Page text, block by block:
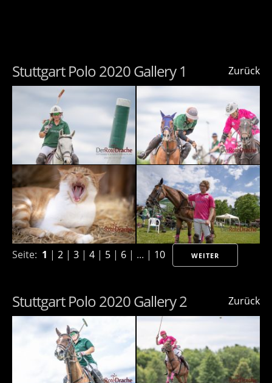
Zurück
Stuttgart Polo 2020 Gallery 1
Seite: 1 | 2 | 3 | 4 | 5 | 6 | ... | 10 WEITER
Zurück
Stuttgart Polo 2020 Gallery 2